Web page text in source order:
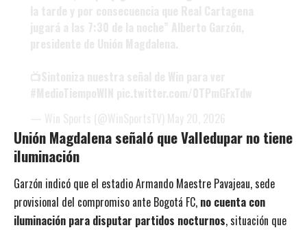
Unión Magdalena señaló que Valledupar no tiene
iluminación
Garzón indicó que el estadio Armando Maestre Pavajeau, sede
provisional del compromiso ante Bogotá FC, no cuenta con
iluminación para disputar partidos nocturnos, situación que